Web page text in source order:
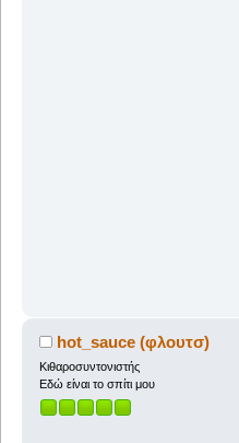
hot_sauce (φλουτσ)
Κιθαροσυντονιστής
Εδώ είναι το σπίτι μου